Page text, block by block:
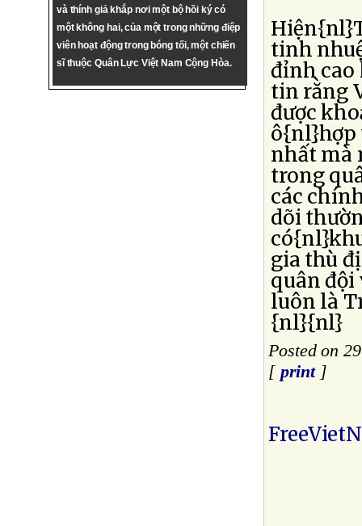
và thính giả khắp nơi một bộ hồi ký có
một không hai, của một trong những điệp
viên hoạt động trong bóng tối, một chiến
sĩ thuộc Quân Lực Việt Nam Cộng Hòa.
tinh
đỉnh cao
tin rằng
được
ô{nl}hợp
nhất mà
trong
các
dõi
gia thù
quân đội
luôn là
{nl}{nl}
Posted on
[ print]